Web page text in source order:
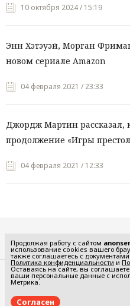
10 октября 2024 / 15:19
Энн Хэтэуэй, Морган
новом сериале Amazon
04 февраля 2021 / 23:33
Джордж Мартин рассказал,
продолжение «Игры
04 февраля 2021 / 12:33
Редакция
Продолжая работу с сайтом
использование cookies вашего
также соглашаетесь с документами:
Политика конфиденциальности и
Оставаясь на сайте, вы
ваши персональные данные с
Метрика.
Согласен